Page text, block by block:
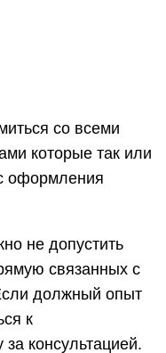
со всеми
которые так или
оформления
не допустить
связанных с
должный опыт
к
консультацией.